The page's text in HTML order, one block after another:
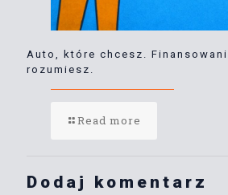
Auto, które chcesz.
rozumiesz.
Read more
Dodaj komentarz